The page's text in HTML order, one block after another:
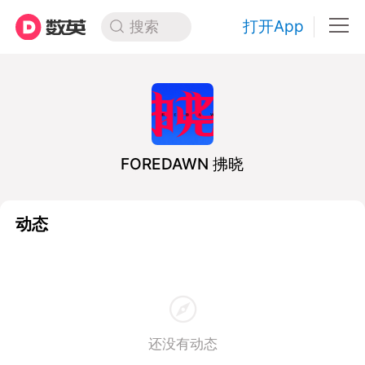
搜索 打开App
FOREDAWN 拂晓
动态
还没有动态